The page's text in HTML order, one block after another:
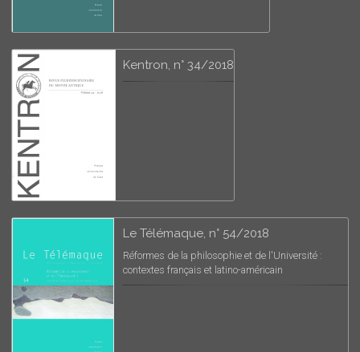
Kentron, n° 34/2018
Le Télémaque, n° 54/2018
Réformes de la philosophie et de l'Université :
contextes français et latino-américain